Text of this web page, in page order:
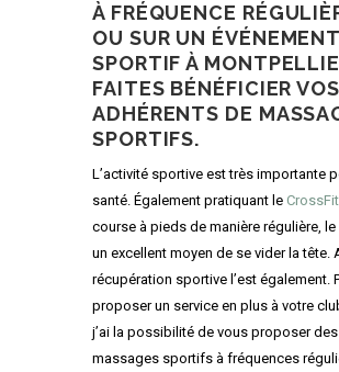
À FRÉQUENCE
OU SUR UN ÉVÉNEMENT
SPORTIF À
FAITES BÉNÉFICIER VOS
ADHÉRENTS DE
SPORTIFS.
L’activité sportive est très importante
santé. Également pratiquant le CrossFit
course à pieds de manière régulière,
un excellent moyen de se vider la tête.
récupération sportive l’est également.
proposer un service en plus à votre
j’ai la possibilité de vous proposer des
massages sportifs à fréquences